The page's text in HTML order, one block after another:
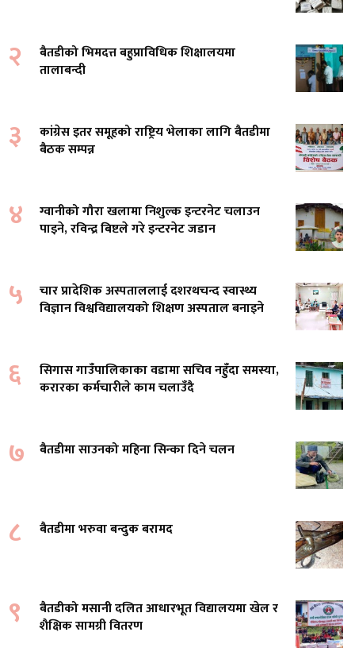
२
बैतडीको भिमदत्त बहुप्राविधिक शिक्षालयमा
तालाबन्दी
३
कांग्रेस इतर समूहको राष्ट्रिय भेलाका लागि बैतडीमा
बैठक सम्पन्न
४
ग्वानीको गौरा खलामा निशुल्क इन्टरनेट चलाउन
पाइने, रविन्द्र बिष्टले गरे इन्टरनेट जडान
५
चार प्रादेशिक अस्पताललाई दशरथचन्द स्वास्थ्य
विज्ञान विश्वविद्यालयको शिक्षण अस्पताल बनाइने
६
सिगास गाउँपालिकाका वडामा सचिव नहुँदा समस्या,
करारका कर्मचारीले काम चलाउँदै
७ बैतडीमा साउनको महिना सिन्का दिने चलन
८ बैतडीमा भरुवा बन्दुक बरामद
९
बैतडीको मसानी दलित आधारभूत विद्यालयमा खेल र
शैक्षिक सामग्री वितरण